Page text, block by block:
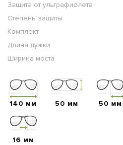
Защита от ультрафиолета
Степень защиты
Комплект
Длина дужки
Ширина моста
140 мм 50 мм 50 мм
16 мм